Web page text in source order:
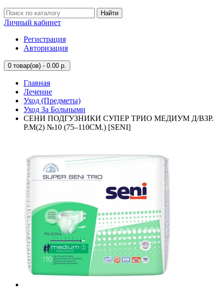
Найти
Личный кабинет
Регистрация
Авторизация
0 товар(ов) - 0.00 р.
Главная
Лечение
Уход (Предметы)
Уход За Больными
СЕНИ ПОДГУЗНИКИ СУПЕР ТРИО МЕДИУМ Д/ВЗР.
Р.M(2) №10 (75–110СМ.) [SENI]